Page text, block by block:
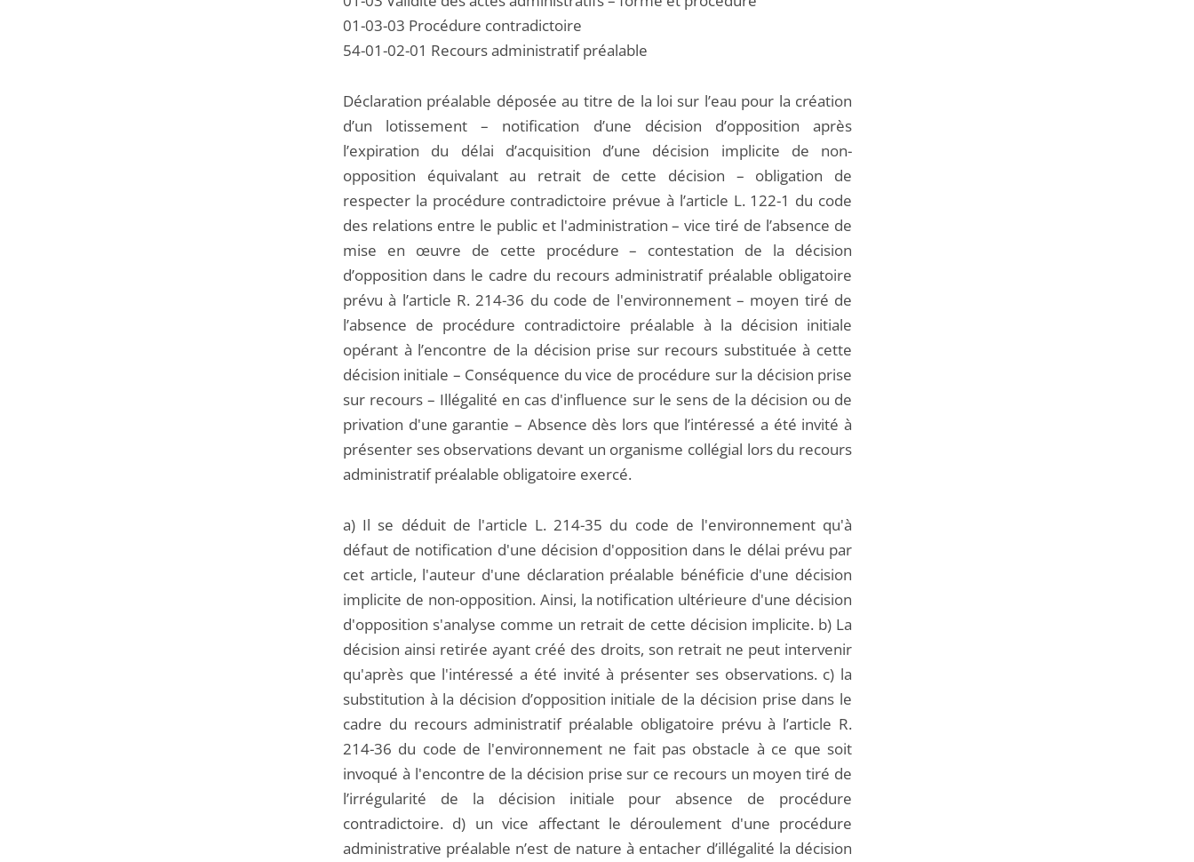
01-03-03 Procédure contradictoire
54-01-02-01 Recours administratif préalable
Déclaration préalable déposée au titre de la loi sur l’eau pour la création
d’un lotissement – notification d’une décision d’opposition après
l’expiration du délai d’acquisition d’une décision implicite de non-
opposition équivalant au retrait de cette décision – obligation de
respecter la procédure contradictoire prévue à l’article L. 122-1 du code
des relations entre le public et l'administration – vice tiré de l’absence de
mise en œuvre de cette procédure – contestation de la décision
d’opposition dans le cadre du recours administratif préalable obligatoire
prévu à l’article R. 214-36 du code de l'environnement – moyen tiré de
l’absence de procédure contradictoire préalable à la décision initiale
opérant à l’encontre de la décision prise sur recours substituée à cette
décision initiale – Conséquence du vice de procédure sur la décision prise
sur recours – Illégalité en cas d'influence sur le sens de la décision ou de
privation d'une garantie – Absence dès lors que l’intéressé a été invité à
présenter ses observations devant un organisme collégial lors du recours
administratif préalable obligatoire exercé.
a) Il se déduit de l'article L. 214-35 du code de l'environnement qu'à
défaut de notification d'une décision d'opposition dans le délai prévu par
cet article, l'auteur d'une déclaration préalable bénéficie d'une décision
implicite de non-opposition. Ainsi, la notification ultérieure d'une décision
d'opposition s'analyse comme un retrait de cette décision implicite. b) La
décision ainsi retirée ayant créé des droits, son retrait ne peut intervenir
qu'après que l'intéressé a été invité à présenter ses observations. c) la
substitution à la décision d’opposition initiale de la décision prise dans le
cadre du recours administratif préalable obligatoire prévu à l’article R.
214-36 du code de l'environnement ne fait pas obstacle à ce que soit
invoqué à l'encontre de la décision prise sur ce recours un moyen tiré de
l’irrégularité de la décision initiale pour absence de procédure
contradictoire. d) un vice affectant le déroulement d'une procédure
administrative préalable n’est de nature à entacher d’illégalité la décision